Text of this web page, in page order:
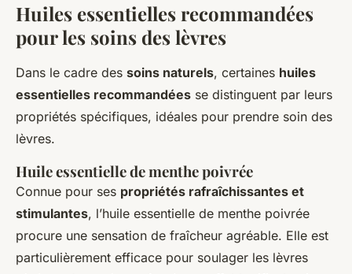
Huiles essentielles recommandées
pour les soins des lèvres
Dans le cadre des soins naturels, certaines huiles
essentielles recommandées se distinguent par leurs
propriétés spécifiques, idéales pour prendre soin des
lèvres.
Huile essentielle de menthe poivrée
Connue pour ses propriétés rafraîchissantes et
stimulantes, l’huile essentielle de menthe poivrée
procure une sensation de fraîcheur agréable. Elle est
particulièrement efficace pour soulager les lèvres